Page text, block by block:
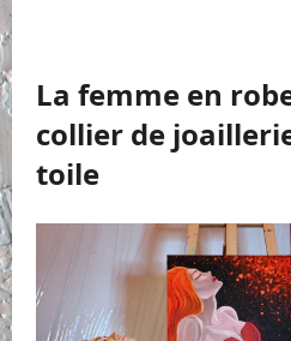
La femme en
collier de
toile